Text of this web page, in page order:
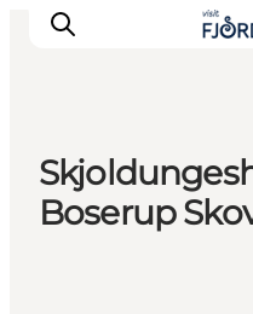
Byer & steder
Boserup